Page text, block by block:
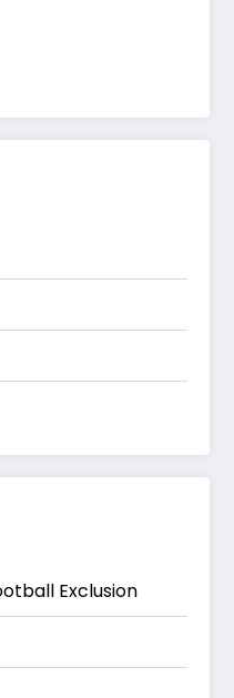
Exclusion